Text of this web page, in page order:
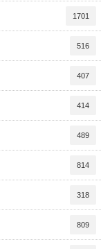
1701
516
407
414
489
814
318
809